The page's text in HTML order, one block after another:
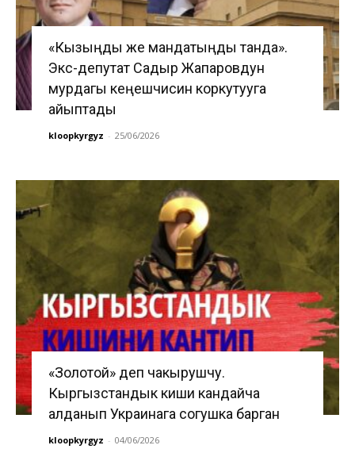
«Кызыңды же мандатыңды танда».
Экс-депутат Садыр Жапаровдун
мурдагы кеңешчисин коркутууга
айыптады
kloopkyrgyz - 25/06/2026
«Золотой» деп чакырушчу.
Кыргызстандык киши кандайча
алданып Украинага согушка барган
kloopkyrgyz - 04/06/2026